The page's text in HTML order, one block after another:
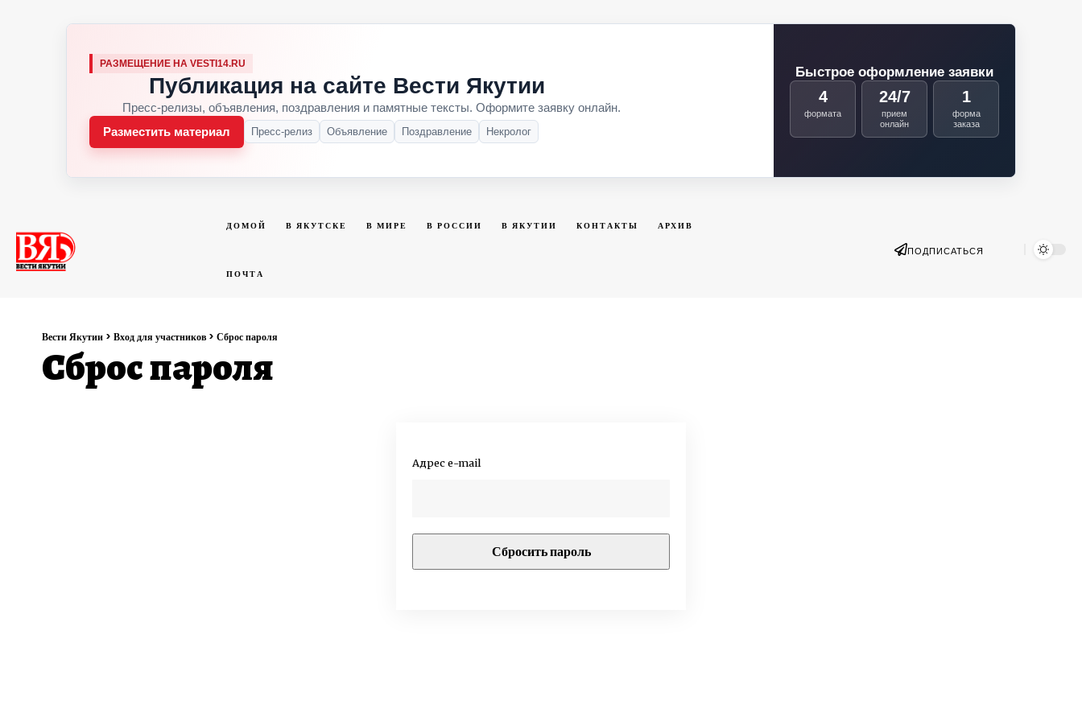
РАЗМЕЩЕНИЕ НА VESTI14.RU
Публикация на сайте Вести Якутии
Пресс-релизы, объявления, поздравления и памятные тексты. Оформите заявку онлайн.
Разместить материал
Пресс-релиз Объявление Поздравление Некролог
Быстрое оформление заявки
4
формата
24/7
прием
онлайн
1
форма
заказа
ДОМОЙ В ЯКУТСКЕ В МИРЕ В РОССИИ В ЯКУТИИ КОНТАКТЫ АРХИВ
ПОЧТА
ПОДПИСАТЬСЯ
Сброс пароля
Вести Якутии > Вход для участников > Сброс пароля
Адрес e-mail